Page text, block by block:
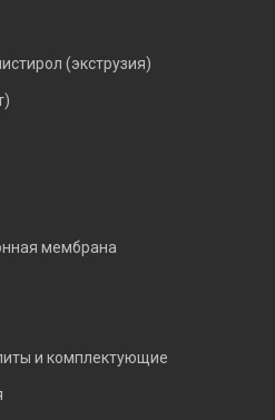
(экструзия)
мембрана
и комплектующие